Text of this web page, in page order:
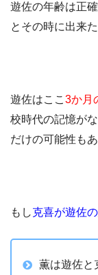
遊佐の年齢は正
とその時に出来
遊佐はここ 3か月
校時代の記憶が
だけの可能性もあ
もし克喜が遊佐
薫は遊佐と